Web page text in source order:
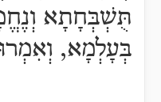
תֻּשְׁבְּחָתָא
בְּעָלְמָא,